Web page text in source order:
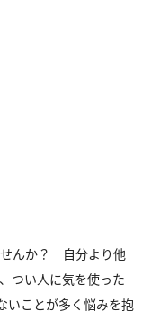
せんか？ 自分より他
つい人に気を使った
いことが多く悩みを抱